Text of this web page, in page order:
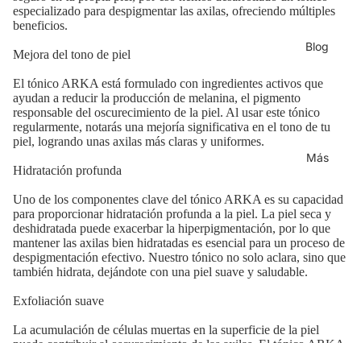
Blog
Más
especializado para despigmentar las axilas, ofreciendo múltiples
beneficios.
Mejora del tono de piel
El tónico ARKA está formulado con ingredientes activos que
ayudan a reducir la producción de melanina, el pigmento
responsable del oscurecimiento de la piel. Al usar este tónico
regularmente, notarás una mejoría significativa en el tono de tu
piel, logrando unas axilas más claras y uniformes.
Hidratación profunda
Uno de los componentes clave del tónico ARKA es su capacidad
para proporcionar hidratación profunda a la piel. La piel seca y
deshidratada puede exacerbar la hiperpigmentación, por lo que
mantener las axilas bien hidratadas es esencial para un proceso de
despigmentación efectivo. Nuestro tónico no solo aclara, sino que
también hidrata, dejándote con una piel suave y saludable.
Exfoliación suave
La acumulación de células muertas en la superficie de la piel